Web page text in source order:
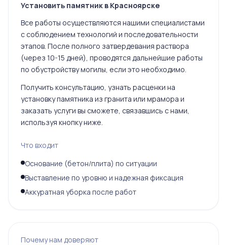
Установить памятник в Красноярске
Все работы осуществляются нашими специалистами
с соблюдением технологий и последовательности
этапов. После полного затвердевания раствора
(через 10-15 дней), проводятся дальнейшие работы
по обустройству могилы, если это необходимо.
Получить консультацию, узнать расценки на
установку памятника из гранита или мрамора и
заказать услуги вы сможете, связавшись с нами,
используя кнопку ниже.
Что входит
Основание (бетон/плита) по ситуации
Выставление по уровню и надежная фиксация
Аккуратная уборка после работ
Почему нам доверяют